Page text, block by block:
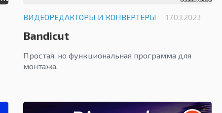
ВИДЕОРЕДАКТОРЫ И КОНВЕРТЕРЫ 17.03.2023
Bandicut
Простая, но функциональная программа для
монтажа.